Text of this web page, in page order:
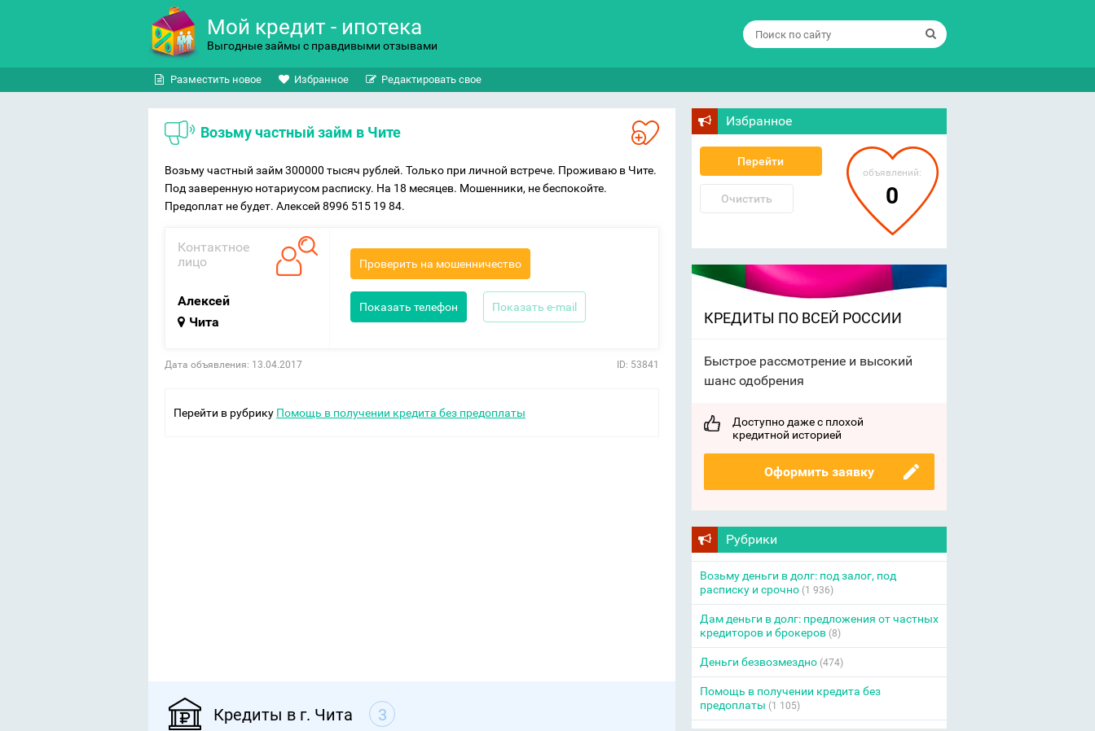
Мой кредит - ипотека
Выгодные займы с правдивыми отзывами
Разместить новое Избранное Редактировать свое
Возьму частный займ в Чите
Возьму частный займ 300000 тысяч рублей. Только при личной встрече. Проживаю в Чите.
Под заверенную нотариусом расписку. На 18 месяцев. Мошенники, не беспокойте.
Предоплат не будет. Алексей 8996 515 19 84.
Контактное
лицо
Алексей
Чита
Проверить на мошенничество
Показать телефон Показать e-mail
Дата объявления: 13.04.2017 ID: 53841
Перейти в рубрику Помощь в получении кредита без предоплаты
Кредиты в г. Чита 3
Избранное
Перейти
Очистить
объявлений:
0
КРЕДИТЫ ПО ВСЕЙ РОССИИ
Быстрое рассмотрение и высокий
шанс одобрения
Доступно даже с плохой
кредитной историей
Оформить заявку
Рубрики
Возьму деньги в долг: под залог, под
расписку и срочно(1 936)
Дам деньги в долг: предложения от частных
кредиторов и брокеров(8)
Деньги безвозмездно(474)
Помощь в получении кредита без
предоплаты (1 105)